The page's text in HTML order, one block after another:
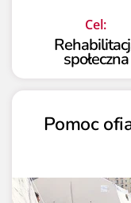
Cel:
społeczna
Pomoc